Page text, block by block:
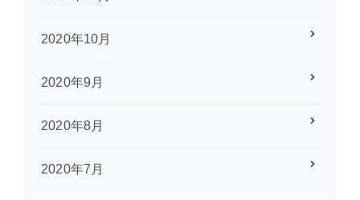
2020年10月
2020年9月
2020年8月
2020年7月